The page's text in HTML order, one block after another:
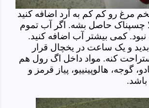
مرغ رو کم کم به آرد اضافه کنید
چسپناک حاصل بشه. اگر آب تموم
کمی بیشتر آب اضافه کنید.
بدید و یک ساعت در یخچال قرار
کنه. مواد داخل اگ رول هم
گوجه، هالوپینییو، پیاز قرمز و
باشد.